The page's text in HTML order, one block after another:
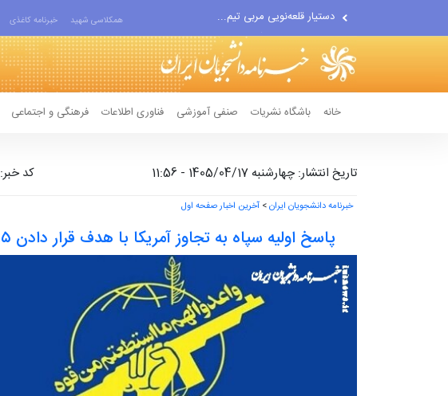
اقتصاددان معروف آمریکایی:...
انتشار اخبار جعلی توسط...
همکلاسی شهید خبرنامه کاغذی
خانه باشگاه نشریات صنفی آموزشی فناوری اطلاعات فرهنگی و اجتماعی
تاریخ انتشار: چهارشنبه 1405/04/17 - 11:56 کد خبر: 559603
خبرنامه دانشجویان ایران> آخرین اخبار صفحه اول
پاسخ اولیه سپاه به تجاوز آمریکا با هدف قرار دادن ۸۵ موضع راهبردی